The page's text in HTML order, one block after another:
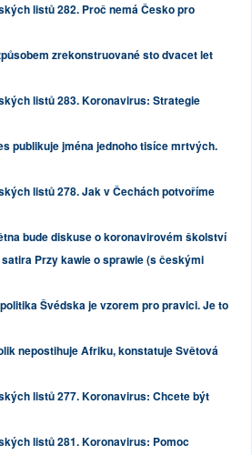
listů 282. Proč nemá Česko pro
zrekonstruované sto dvacet let
listů 283. Koronavirus: Strategie
publikuje jména jednoho tisíce mrtvých.
listů 278. Jak v Čechách potvoříme
bude diskuse o koronavirovém školství
Przy kawie o sprawie (s českými
Švédska je vzorem pro pravici. Je to
nepostihuje Afriku, konstatuje Světová
listů 277. Koronavirus: Chcete být
listů 281. Koronavirus: Pomoc